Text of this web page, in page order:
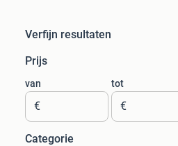
Verfijn resultaten
Prijs
van
€
tot
€
Categorie